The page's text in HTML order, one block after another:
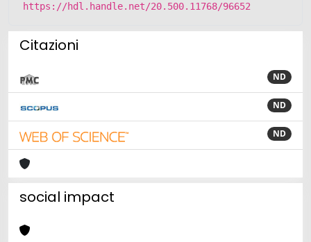
https://hdl.handle.net/20.500.11768/96652
Citazioni
ND
ND
ND
social impact